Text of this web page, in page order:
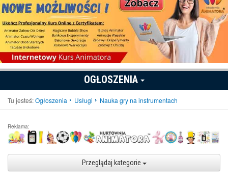
OGŁOSZENIA
Tu jesteś:Ogłoszenia Usługi Nauka gry na instrumentach
Reklama:
Przeglądaj kategorie